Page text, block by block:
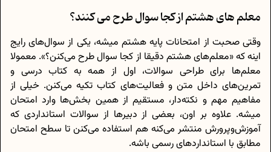
معلم های هشتم از کجا سوال طرح می کنند؟
وقتی صحبت از امتحانات پایه هشتم میشه، یکی از سوال‌های رایج
اینه که «معلم‌های هشتم دقیقا از کجا سوال طرح می‌کنن؟». معمولا
معلم‌ها برای طراحی سوالات، اول از همه به کتاب درسی و
تمرین‌های داخل متن و فعالیت‌های کتاب تکیه می‌کنن. خیلی از
مفاهیم مهم و نکته‌دار، مستقیم از همین بخش‌ها وارد امتحان
میشه. علاوه بر اون، بعضی از دبیرها از سوالات استانداردی که
آموزش‌وپرورش منتشر می‌کنه هم استفاده می‌کنن تا سطح امتحان
مطابق با استانداردهای رسمی باشه.